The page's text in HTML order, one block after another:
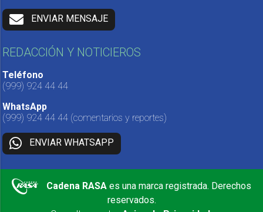
ENVIAR MENSAJE
REDACCIÓN Y NOTICIEROS
Teléfono
(999) 924 44 44
WhatsApp
(999) 924 44 44 (comentarios y reportes)
ENVIAR WHATSAPP
Cadena RASA es una marca registrada. Derechos
reservados.